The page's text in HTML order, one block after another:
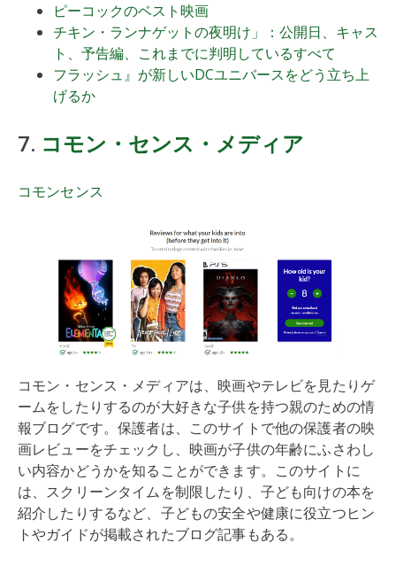
ピーコックのベスト映画
チキン・ランナゲットの夜明け」：公開日、キャス
ト、予告編、これまでに判明しているすべて
フラッシュ』が新しいDCユニバースをどう立ち上
げるか
7. コモン・センス・メディア
コモンセンス
コモン・センス・メディアは、映画やテレビを見たりゲ
ームをしたりするのが大好きな子供を持つ親のための情
報ブログです。保護者は、このサイトで他の保護者の映
画レビューをチェックし、映画が子供の年齢にふさわし
い内容かどうかを知ることができます。このサイトに
は、スクリーンタイムを制限したり、子ども向けの本を
紹介したりするなど、子どもの安全や健康に役立つヒン
トやガイドが掲載されたブログ記事もある。